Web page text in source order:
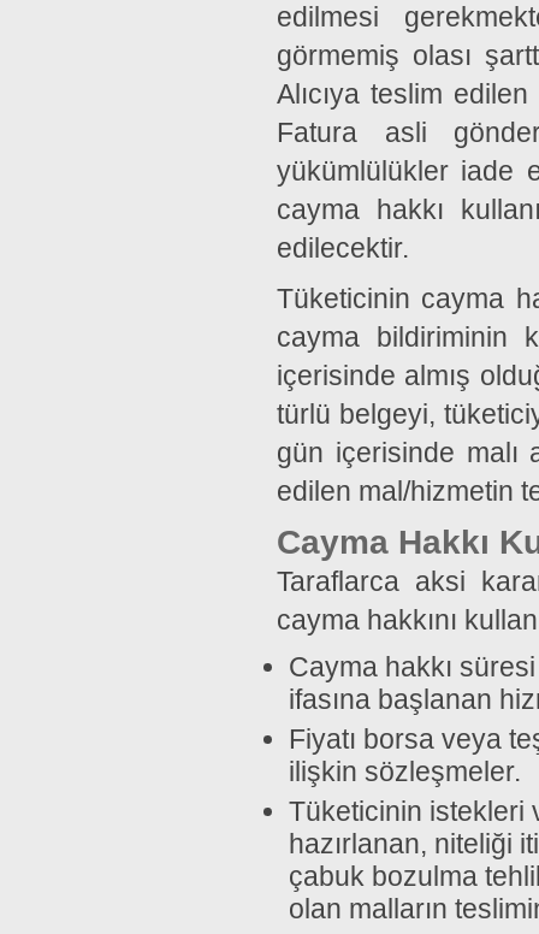
edilmesi
görmemiş olası
Alıcıya teslim
Fatura asli
yükümlülükler iade
cayma hakkı
edilecektir.
Tüketicinin cayma
cayma bildiriminin
içerisinde almış
türlü belgeyi,
gün içerisinde malı
edilen mal/hizmetin
Cayma Hakkı
Taraflarca aksi
cayma hakkını
Cayma hakkı
ifasına başlanan
Fiyatı borsa veya
ilişkin sözleşmeler.
Tüketicinin istekleri
hazırlanan, niteliği
çabuk bozulma
olan malların